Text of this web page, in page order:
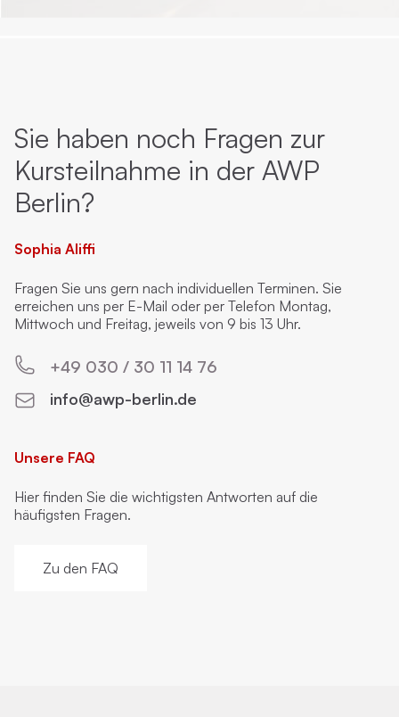
Sie haben noch Fragen zur
Kursteilnahme in der AWP
Berlin?
Sophia Aliffi
Fragen Sie uns gern nach individuellen Terminen. Sie
erreichen uns per E-Mail oder per Telefon Montag,
Mittwoch und Freitag, jeweils von 9 bis 13 Uhr.
+49 030 / 30 11 14 76
info@awp-berlin.de
Unsere FAQ
Hier finden Sie die wichtigsten Antworten auf die
häufigsten Fragen.
Zu den FAQ